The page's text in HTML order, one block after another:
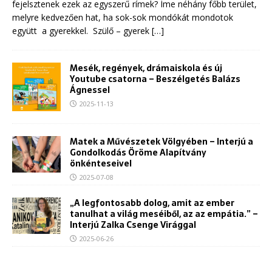
fejelsztenek ezek az egyszerű rímek? Íme néhány főbb terület,
melyre kedvezően hat, ha sok-sok mondókát mondotok
együtt a gyerekkel. Szülő – gyerek […]
Mesék, regények, drámaiskola és új
Youtube csatorna – Beszélgetés Balázs
Ágnessel
2025-11-13
Matek a Művészetek Völgyében – Interjú a
Gondolkodás Öröme Alapítvány
önkénteseivel
2025-07-08
„A legfontosabb dolog, amit az ember
tanulhat a világ meséiből, az az empátia.” –
Interjú Zalka Csenge Virággal
2025-06-26